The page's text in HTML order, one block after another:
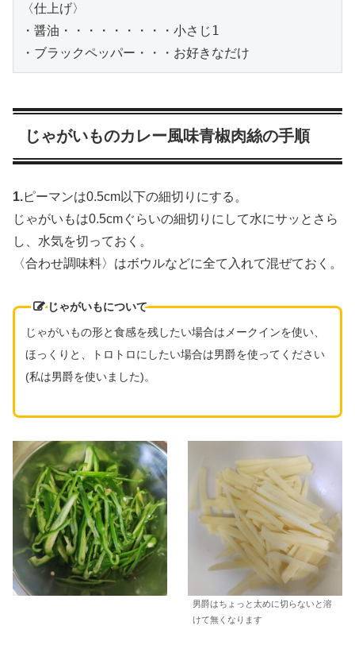
〈仕上げ〉
・醤油・・・・・・・・・小さじ1
・ブラックペッパー・・・お好きなだけ
じゃがいものカレー風味青椒肉絲の手順
1.ピーマンは0.5cm以下の細切りにする。
じゃがいもは0.5cmぐらいの細切りにして水にサッとさら
し、水気を切っておく。
〈合わせ調味料〉はボウルなどに全て入れて混ぜておく。
じゃがいもについて
じゃがいもの形と食感を残したい場合はメークインを使い、
ほっくりと、トロトロにしたい場合は男爵を使ってください
(私は男爵を使いました)。
男爵はちょっと太めに切らないと溶
けて無くなります